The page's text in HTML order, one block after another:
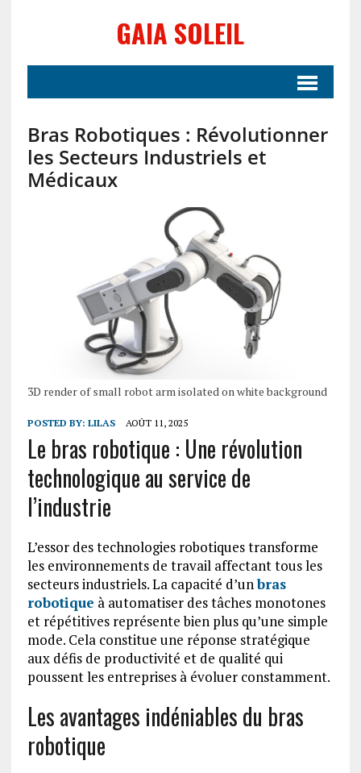
GAIA SOLEIL
Bras Robotiques : Révolutionner
les Secteurs Industriels et
Médicaux
3D render of small robot arm isolated on white background
POSTED BY: LILAS AOÛT 11, 2025
Le bras robotique : Une révolution
technologique au service de
l’industrie
L’essor des technologies robotiques transforme
les environnements de travail affectant tous les
secteurs industriels. La capacité d’unbras
robotique à automatiser des tâches monotones
et répétitives représente bien plus qu’une simple
mode. Cela constitue une réponse stratégique
aux défis de productivité et de qualité qui
poussent les entreprises à évoluer constamment.
Les avantages indéniables du bras
robotique